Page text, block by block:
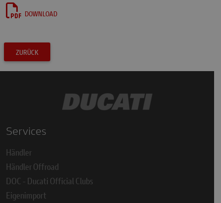
DOWNLOAD
ZURÜCK
Services
Händler
Händler Offroad
DOC - Ducati Official Clubs
Eigenimport